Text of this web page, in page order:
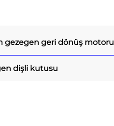
gezegen geri dönüş motoru
dişli kutusu